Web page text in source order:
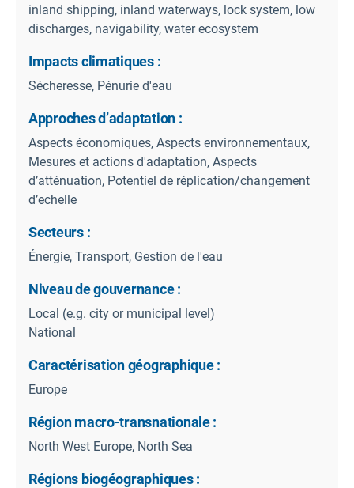
inland shipping, inland waterways, lock system, low
discharges, navigability, water ecosystem
Impacts climatiques :
Sécheresse, Pénurie d'eau
Approches d’adaptation :
Aspects économiques, Aspects environnementaux,
Mesures et actions d'adaptation, Aspects
d’atténuation, Potentiel de réplication/changement
d’echelle
Secteurs :
Énergie, Transport, Gestion de l'eau
Niveau de gouvernance :
Local (e.g. city or municipal level)
National
Caractérisation géographique :
Europe
Région macro-transnationale :
North West Europe, North Sea
Régions biogéographiques :